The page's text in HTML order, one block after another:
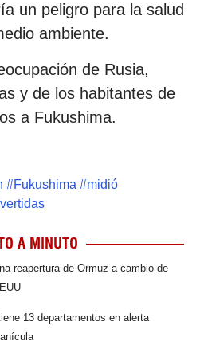
un peligro para la salud
ambiente.
de Rusia,
y de los habitantes de
a Fukushima.
#Fukushima #midió
vertidas
A MINUTO
reapertura de Ormuz a cambio de
13 departamentos en alerta